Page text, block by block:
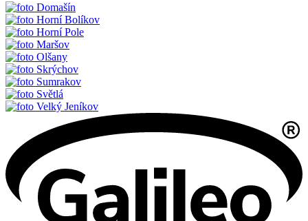
Domašín
Horní Bolíkov
Horní Pole
Maršov
Olšany
Skrýchov
Sumrakov
Světlá
Velký Jeníkov